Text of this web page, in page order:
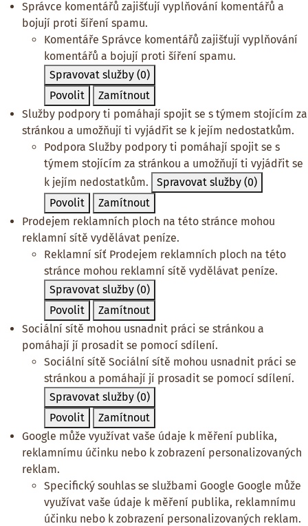
Správce komentářů zajišťují vyplňování komentářů a
bojují proti šíření spamu.
Komentáře Správce komentářů zajišťují vyplňování
komentářů a bojují proti šíření spamu.
Spravovat služby (0)
Povolit
Zamítnout
Služby podpory ti pomáhají spojit se s týmem stojícím za
stránkou a umožňují ti vyjádřit se k jejím nedostatkům.
Podpora Služby podpory ti pomáhají spojit se s
týmem stojícím za stránkou a umožňují ti vyjádřit se
k jejím nedostatkům.
Spravovat služby (0)
Povolit
Zamítnout
Prodejem reklamních ploch na této stránce mohou
reklamní sítě vydělávat peníze.
Reklamní síť Prodejem reklamních ploch na této
stránce mohou reklamní sítě vydělávat peníze.
Spravovat služby (0)
Povolit
Zamítnout
Sociální sítě mohou usnadnit práci se stránkou a
pomáhají jí prosadit se pomocí sdílení.
Sociální sítě Sociální sítě mohou usnadnit práci se
stránkou a pomáhají jí prosadit se pomocí sdílení.
Spravovat služby (0)
Povolit
Zamítnout
Google může využívat vaše údaje k měření publika,
reklamnímu účinku nebo k zobrazení personalizovaných
reklam.
Specifický souhlas se službami Google Google může
využívat vaše údaje k měření publika, reklamnímu
účinku nebo k zobrazení personalizovaných reklam.